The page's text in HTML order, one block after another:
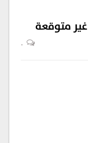
متوقعة
0